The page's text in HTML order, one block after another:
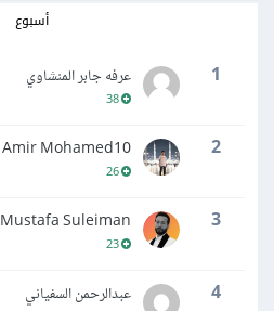
أسبوع
1 عرفه جابر المنشاوي
2
Amir Mohamed10
3
Mustafa Suleiman
4 عبدالرحمن السفياني